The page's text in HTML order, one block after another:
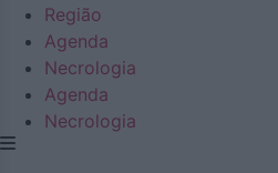
Região
Agenda
Necrologia
Agenda
Necrologia